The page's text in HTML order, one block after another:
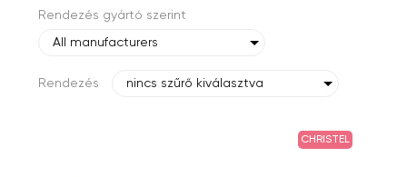
Rendezés gyártó szerint
All manufacturers
Rendezés nincs szűrő kiválasztva
CHRISTEL